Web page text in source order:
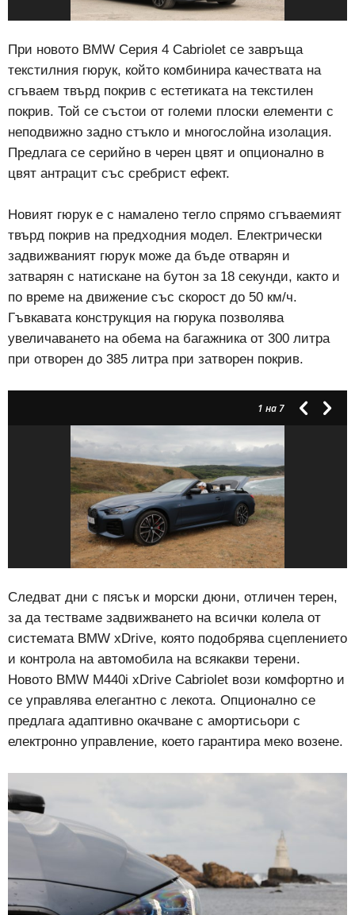
При новото BMW Серия 4 Cabriolet се завръща
текстилния гюрук, който комбинира качествата на
сгъваем твърд покрив с естетиката на текстилен
покрив. Той се състои от големи плоски елементи с
неподвижно задно стъкло и многослойна изолация.
Предлага се серийно в черен цвят и опционално в
цвят антрацит със сребрист ефект.
Новият гюрук е с намалено тегло спрямо сгъваемият
твърд покрив на предходния модел. Електрически
задвижваният гюрук може да бъде отварян и
затварян с натискане на бутон за 18 секунди, както и
по време на движение със скорост до 50 км/ч.
Гъвкавата конструкция на гюрука позволява
увеличаването на обема на багажника от 300 литра
при отворен до 385 литра при затворен покрив.
1 на 7
Следват дни с пясък и морски дюни, отличен терен,
за да тестваме задвижването на всички колела от
системата BMW xDrive, която подобрява сцеплението
и контрола на автомобила на всякакви терени.
Новото BMW M440i xDrive Cabriolet вози комфортно и
се управлява елегантно с лекота. Опционално се
предлага адаптивно окачване с амортисьори с
електронно управление, което гарантира меко возене.